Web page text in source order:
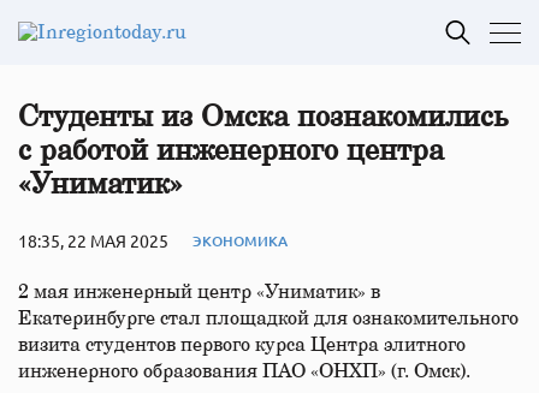
Студенты из Омска познакомились
с работой инженерного центра
«Униматик»
18:35, 22 МАЯ 2025 ЭКОНОМИКА
2 мая инженерный центр «Униматик» в
Екатеринбурге стал площадкой для ознакомительного
визита студентов первого курса Центра элитного
инженерного образования ПАО «ОНХП» (г. Омск).